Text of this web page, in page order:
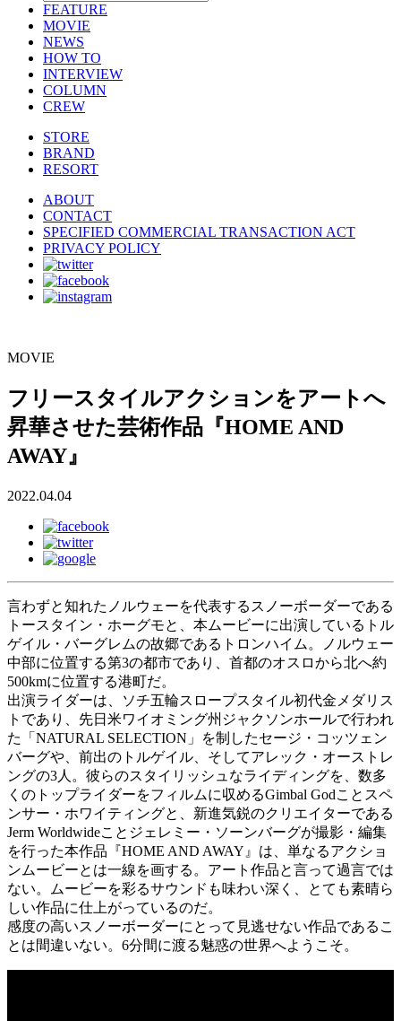
FEATURE
MOVIE
NEWS
HOW TO
INTERVIEW
COLUMN
CREW
STORE
BRAND
RESORT
ABOUT
CONTACT
SPECIFIED COMMERCIAL TRANSACTION ACT
PRIVACY POLICY
MOVIE
フリースタイルアクションをアートへ
昇華させた芸術作品『HOME AND
AWAY』
2022.04.04
言わずと知れたノルウェーを代表するスノーボーダーである
トースタイン・ホーグモと、本ムービーに出演しているトル
ゲイル・バーグレムの故郷であるトロンハイム。ノルウェー
中部に位置する第3の都市であり、首都のオスロから北へ約
500kmに位置する港町だ。
出演ライダーは、ソチ五輪スロープスタイル初代金メダリス
トであり、先日米ワイオミング州ジャクソンホールで行われ
た「NATURAL SELECTION」を制したセージ・コッツェン
バーグや、前出のトルゲイル、そしてアレック・オーストレ
ングの3人。彼らのスタイリッシュなライディングを、数多
くのトップライダーをフィルムに収めるGimbal Godことスペ
ンサー・ホワイティングと、新進気鋭のクリエイターである
Jerm Worldwideことジェレミー・ソーンバーグが撮影・編集
を行った本作品『HOME AND AWAY』は、単なるアクショ
ンムービーとは一線を画する。アート作品と言って過言では
ない。ムービーを彩るサウンドも味わい深く、とても素晴ら
しい作品に仕上がっているのだ。
感度の高いスノーボーダーにとって見逃せない作品であるこ
とは間違いない。6分間に渡る魅惑の世界へようこそ。